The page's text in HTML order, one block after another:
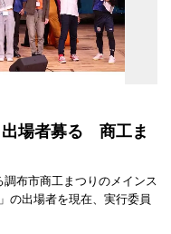
出場者募る 商工ま
布市商工まつりのメインス
の出場者を現在、実行委員